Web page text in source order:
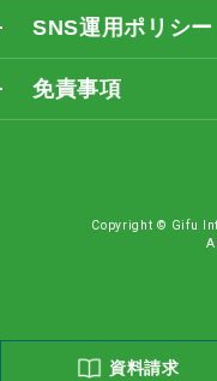
SNS運用ポリシー
免責事項
Copyright © Gifu
資料請求